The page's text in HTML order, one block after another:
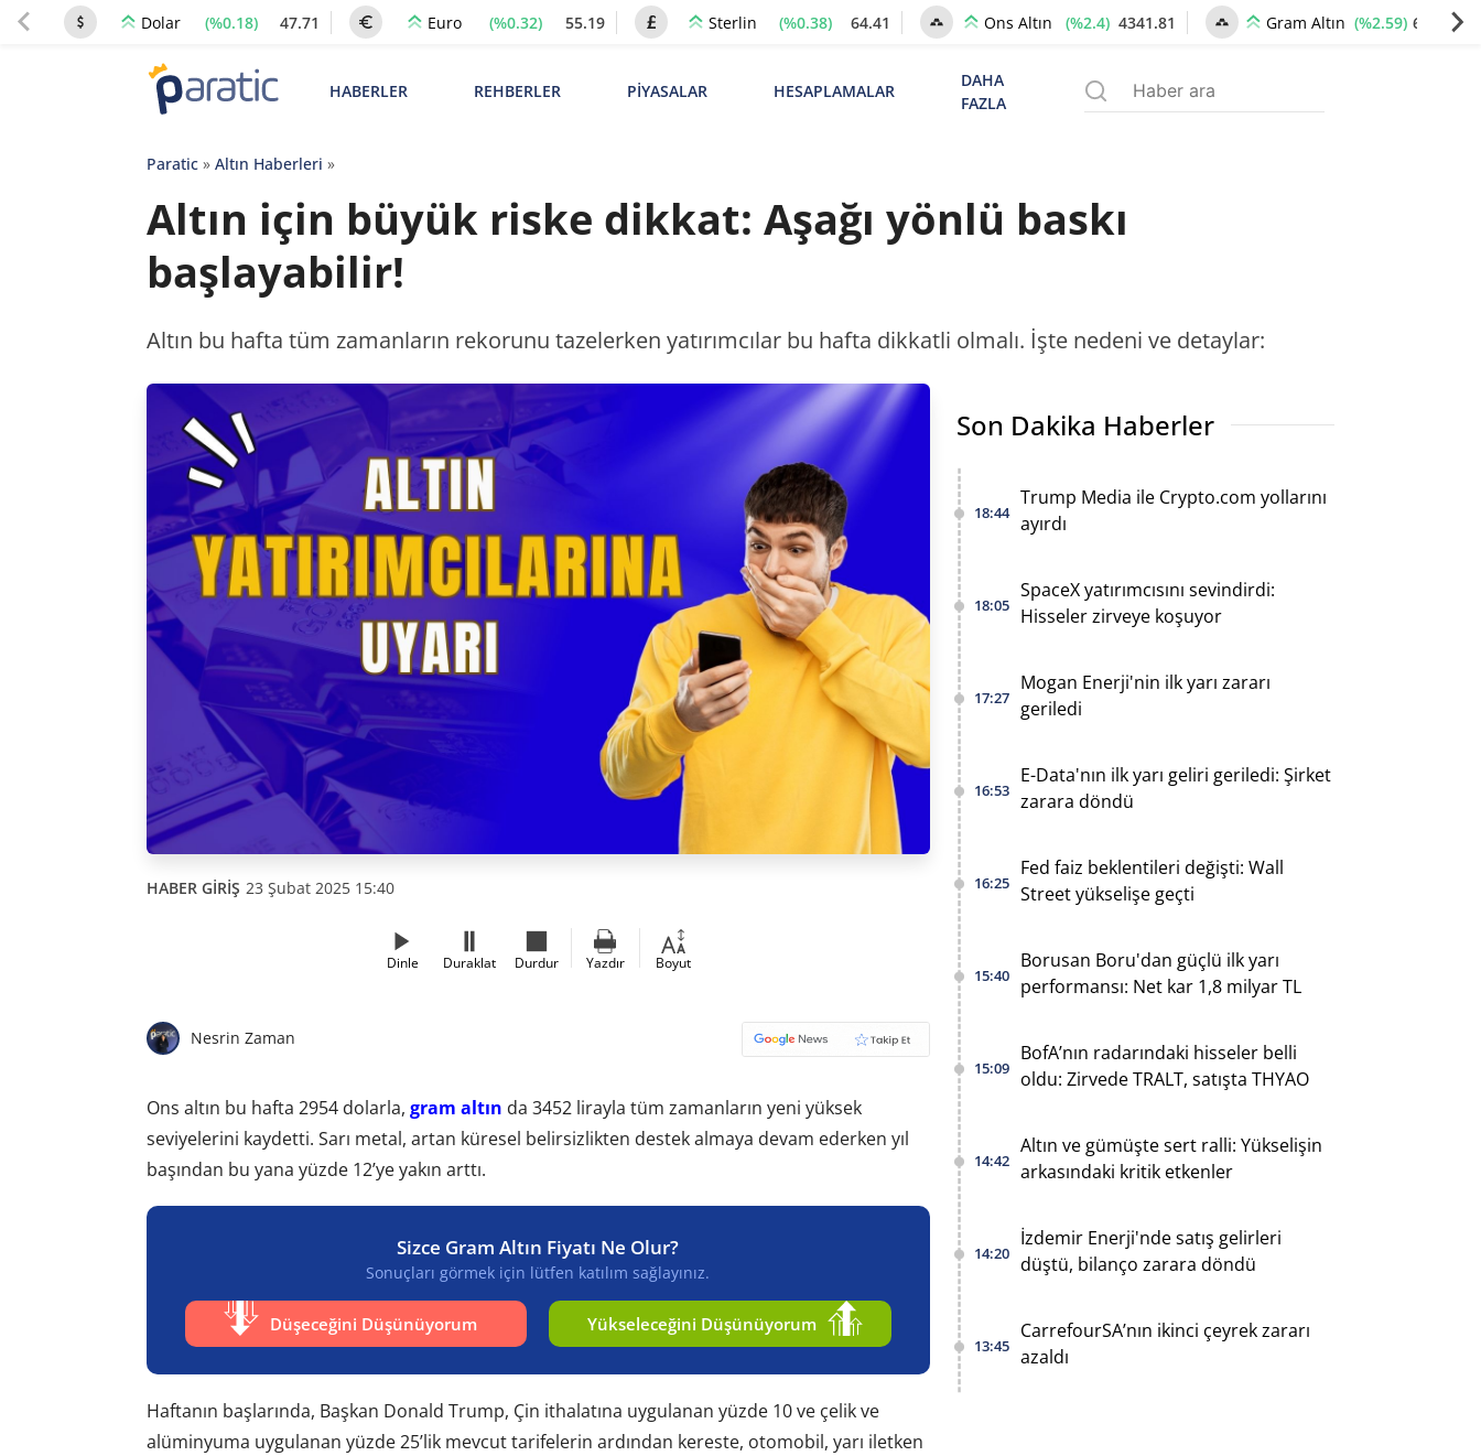
Dolar (%0.18) 47.71 Euro (%0.32) 55.19 Sterlin (%0.38) 64.41 Ons Altın (%2.4) 4341.81 Gram Altın (%2.59) 6660.55
HABERLER REHBERLER PİYASALAR HESAPLAMALAR
DAHA
FAZLA
Paratic» Altın Haberleri »
Altın için büyük riske dikkat: Aşağı yönlü baskı
başlayabilir!
Altın bu hafta tüm zamanların rekorunu tazelerken yatırımcılar bu hafta dikkatli olmalı. İşte nedeni ve detaylar:
HABER GİRİŞ 23 Şubat 2025 15:40
Dinle Duraklat Durdur Yazdır Boyut
Nesrin Zaman
Ons altın bu hafta 2954 dolarla, gram altın da 3452 lirayla tüm zamanların yeni yüksek
seviyelerini kaydetti. Sarı metal, artan küresel belirsizlikten destek almaya devam ederken yıl
başından bu yana yüzde 12’ye yakın arttı.
Sizce Gram Altın Fiyatı Ne Olur?
Sonuçları görmek için lütfen katılım sağlayınız.
Düşeceğini Düşünüyorum Yükseleceğini Düşünüyorum
Haftanın başlarında, Başkan Donald Trump, Çin ithalatına uygulanan yüzde 10 ve çelik ve
alüminyuma uygulanan yüzde 25’lik mevcut tarifelerin ardından kereste, otomobil, yarı iletken
Son Dakika Haberler
18:44
Trump Media ile Crypto.com yollarını
ayırdı
18:05
SpaceX yatırımcısını sevindirdi:
Hisseler zirveye koşuyor
17:27
Mogan Enerji'nin ilk yarı zararı
geriledi
16:53
E-Data'nın ilk yarı geliri geriledi: Şirket
zarara döndü
16:25
Fed faiz beklentileri değişti: Wall
Street yükselişe geçti
15:40
Borusan Boru'dan güçlü ilk yarı
performansı: Net kar 1,8 milyar TL
15:09
BofA’nın radarındaki hisseler belli
oldu: Zirvede TRALT, satışta THYAO
14:42
Altın ve gümüşte sert ralli: Yükselişin
arkasındaki kritik etkenler
14:20
İzdemir Enerji'nde satış gelirleri
düştü, bilanço zarara döndü
13:45
CarrefourSA’nın ikinci çeyrek zararı
azaldı